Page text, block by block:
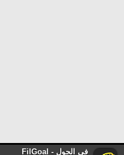
في الجول - FilGoal